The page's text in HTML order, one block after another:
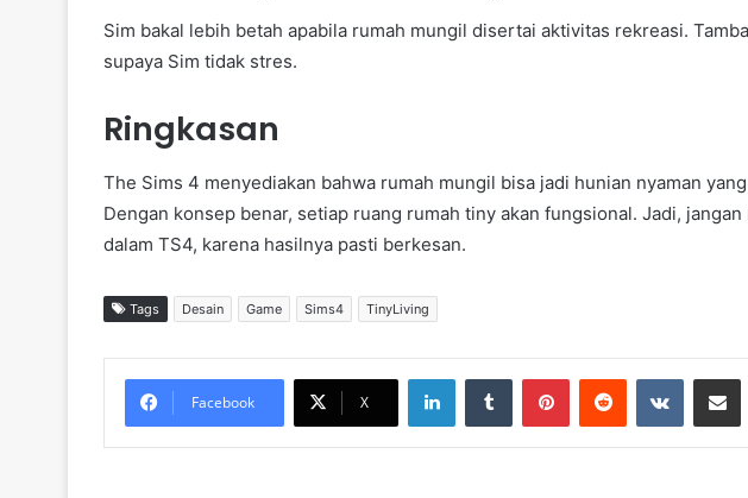
Sim bakal lebih betah apabila rumah mungil disertai aktivitas rekreasi.
supaya Sim tidak stres.
Ringkasan
The Sims 4 menyediakan bahwa rumah mungil bisa jadi hunian nyaman
Dengan konsep benar, setiap ruang rumah tiny akan fungsional. Jadi,
dalam TS4, karena hasilnya pasti berkesan.
Tags Desain Game Sims4 TinyLiving
Facebook X